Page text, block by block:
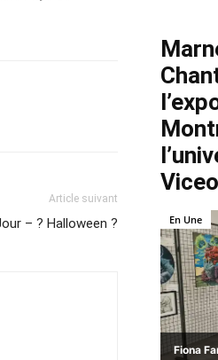
Article suivant
– ? Halloween ?
Fiona
En Une